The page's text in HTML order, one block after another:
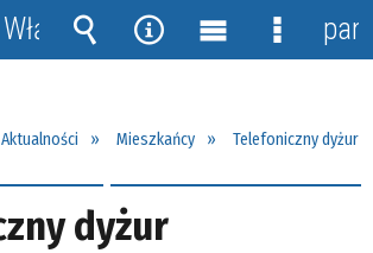
Aktualności Mieszkańcy Telefoniczny dyżur
dyżur
Włącz
powiadomienia
Wyszukiwarka
Narzędzia
MenuMenu